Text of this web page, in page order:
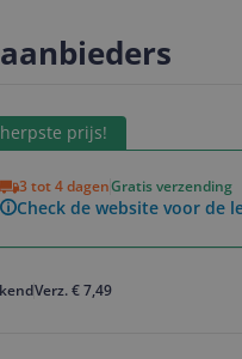
prijs!
3 tot 4 dagenGratis verzending
Check de website voor de
Verz. € 7,49